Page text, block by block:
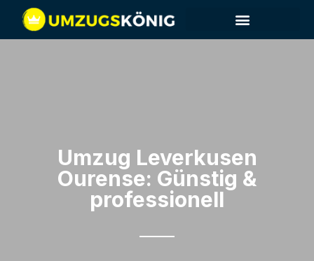
Umzug Leverkusen​
Ourense: Günstig &
professionell​